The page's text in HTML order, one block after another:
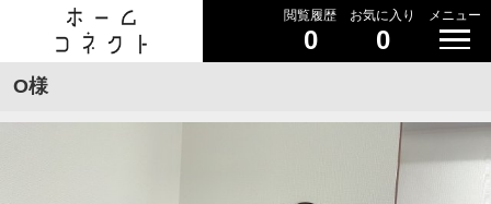
閲覧履歴
0
お気に入り
0
メニュー
O様